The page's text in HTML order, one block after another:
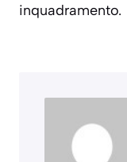
inquadramento.